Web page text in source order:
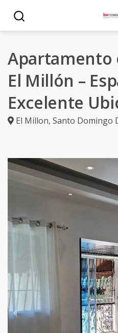
Apartamento
El Millón –
Excelente
El Millon, Santo Domingo